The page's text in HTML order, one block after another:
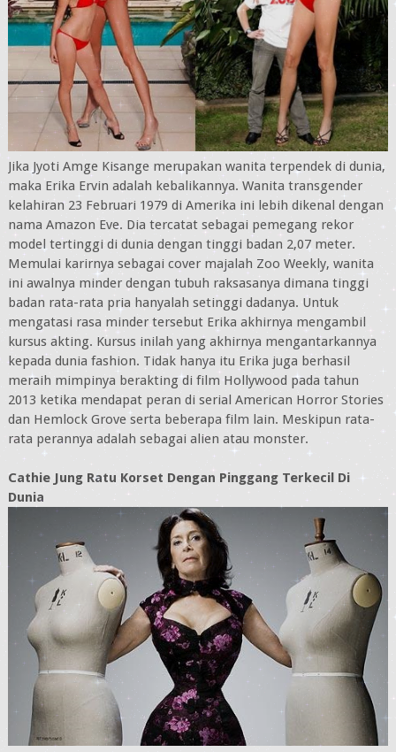
Jika Jyoti Amge Kisange merupakan wanita terpendek di dunia,
maka Erika Ervin adalah kebalikannya. Wanita transgender
kelahiran 23 Februari 1979 di Amerika ini lebih dikenal dengan
nama Amazon Eve. Dia tercatat sebagai pemegang rekor
model tertinggi di dunia dengan tinggi badan 2,07 meter.
Memulai karirnya sebagai cover majalah Zoo Weekly, wanita
ini awalnya minder dengan tubuh raksasanya dimana tinggi
badan rata-rata pria hanyalah setinggi dadanya. Untuk
mengatasi rasa minder tersebut Erika akhirnya mengambil
kursus akting. Kursus inilah yang akhirnya mengantarkannya
kepada dunia fashion. Tidak hanya itu Erika juga berhasil
meraih mimpinya berakting di film Hollywood pada tahun
2013 ketika mendapat peran di serial American Horror Stories
dan Hemlock Grove serta beberapa film lain. Meskipun rata-
rata perannya adalah sebagai alien atau monster.
Cathie Jung Ratu Korset Dengan Pinggang Terkecil Di
Dunia